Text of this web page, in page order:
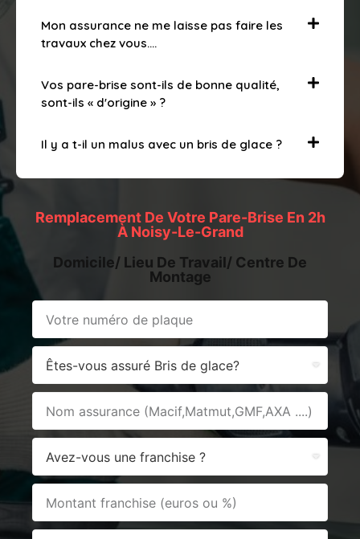
Mon assurance ne me laisse pas faire les
travaux chez vous….
Vos pare-brise sont-ils de bonne qualité,
sont-ils « d'origine » ?
Il y a t-il un malus avec un bris de glace ?
Remplacement De Votre Pare-Brise En 2h
À Noisy-Le-Grand
Domicile/ Lieu De Travail/ Centre De
Montage